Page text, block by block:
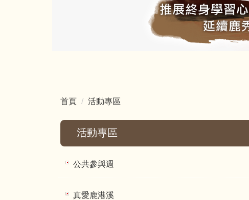
首頁 活動專區
活動專區
公共參與週
真愛鹿港溪